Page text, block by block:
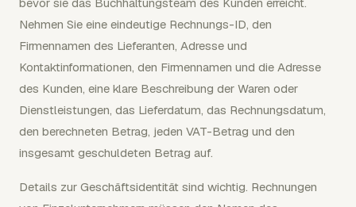
Nehmen Sie eine eindeutige Rechnungs-ID, den
Firmennamen des Lieferanten, Adresse und
Kontaktinformationen, den Firmennamen und die Adresse
des Kunden, eine klare Beschreibung der Waren oder
Dienstleistungen, das Lieferdatum, das Rechnungsdatum,
den berechneten Betrag, jeden VAT-Betrag und den
insgesamt geschuldeten Betrag auf.
Details zur Geschäftsidentität sind wichtig. Rechnungen